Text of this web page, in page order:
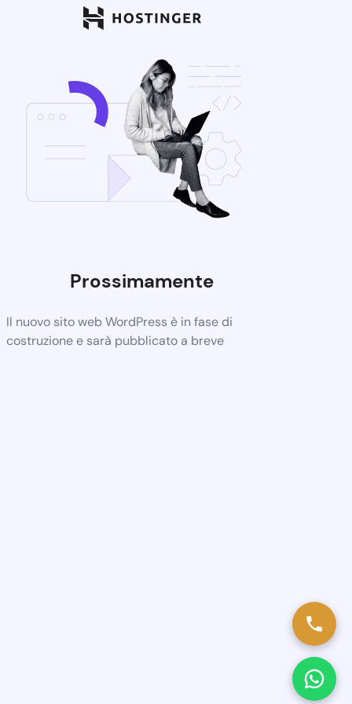
Prossimamente
Il nuovo sito web WordPress è in fase di
costruzione e sarà pubblicato a breve